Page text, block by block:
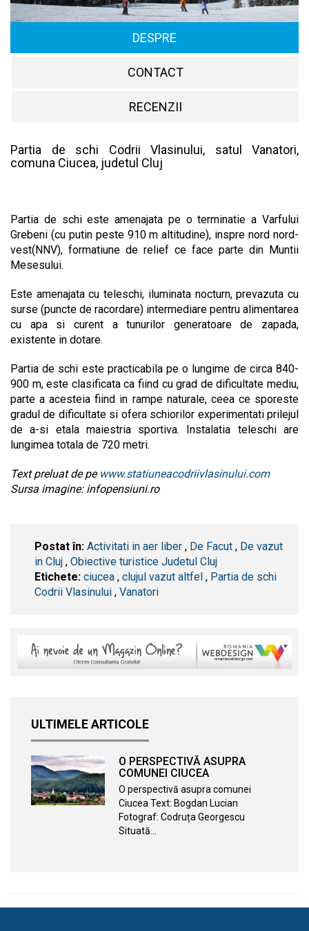
DESPRE
CONTACT
RECENZII
Partia de schi Codrii Vlasinului, satul Vanatori,
comuna Ciucea, judetul Cluj
Partia de schi este amenajata pe o terminatie a Varfului
Grebeni (cu putin peste 910 m altitudine), inspre nord nord-
vest(NNV), formatiune de relief ce face parte din Muntii
Mesesului.
Este amenajata cu teleschi, iluminata nocturn, prevazuta cu
surse (puncte de racordare) intermediare pentru alimentarea
cu apa si curent a tunurilor generatoare de zapada,
existente in dotare.
Partia de schi este practicabila pe o lungime de circa 840-
900 m, este clasificata ca fiind cu grad de dificultate mediu,
parte a acesteia fiind in rampe naturale, ceea ce sporeste
gradul de dificultate si ofera schiorilor experimentati prilejul
de a-si etala maiestria sportiva. Instalatia teleschi are
lungimea totala de 720 metri.
Text preluat de pe www.statiuneacodriivlasinului.com
Sursa imagine: infopensiuni.ro
Postat în: Activitati in aer liber , De Facut , De vazut
in Cluj , Obiective turistice Judetul Cluj
Etichete: ciucea , clujul vazut altfel , Partia de schi
Codrii Vlasinului , Vanatori
ULTIMELE ARTICOLE
O PERSPECTIVĂ ASUPRA
COMUNEI CIUCEA
O perspectivă asupra comunei
Ciucea Text: Bogdan Lucian
Fotograf: Codruța Georgescu
Situată…